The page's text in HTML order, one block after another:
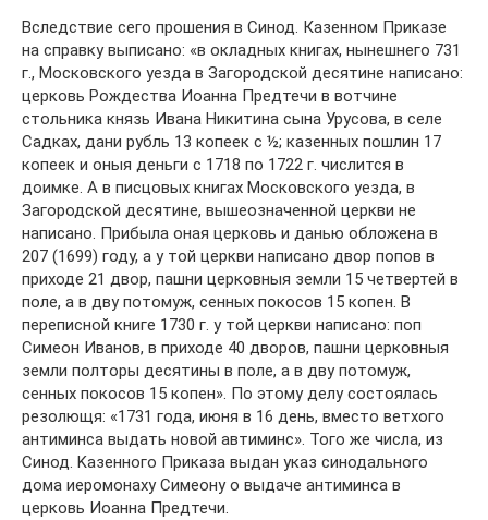
Вследствие сего прошения в Синод. Казенном Приказе
на справку выписано: «в окладных книгах, нынешнего 731
г., Московского уезда в Загородской десятине написано:
церковь Рождества Иоанна Предтечи в вотчине
стольника князь Ивана Никитина сына Урусова, в селе
Садках, дани рубль 13 копеек с ½; казенных пошлин 17
копеек и оныя деньги с 1718 по 1722 г. числится в
доимке. А в писцовых книгах Московского уезда, в
Загородской десятине, вышеозначенной церкви не
написано. Прибыла оная церковь и данью обложена в
207 (1699) году, а у той церкви написано двор попов в
приходе 21 двор, пашни церковныя земли 15 четвертей в
поле, а в дву потомуж, сенных покосов 15 копен. В
переписной книге 1730 г. у той церкви написано: поп
Симеон Иванов, в приходе 40 дворов, пашни церковныя
земли полторы десятины в поле, а в дву потомуж,
сенных покосов 15 копен». По этому делу состоялась
резолющя: «1731 года, июня в 16 день, вместо ветхого
антиминса выдать новой автиминс». Того же числа, из
Синод. Kaзенного Приказа выдан указ синодального
дома иеромонаху Симеону о выдаче антиминса в
церковь Иоанна Предтечи.